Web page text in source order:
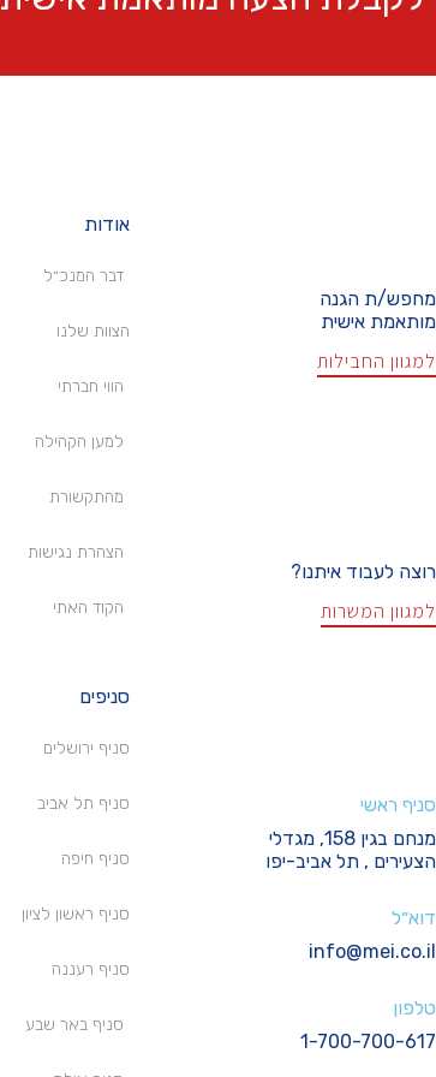
מחפש/ת הגנה
מותאמת אישית
למגוון החבילות
רוצה לעבוד איתנו?
למגוון המשרות
סניף ראשי
מנחם בגין 158, מגדלי
הצעירים , תל אביב-יפו
דוא״ל
info@mei.co.il
טלפון
1-700-700-617
אודות
דבר המנכ״ל
הצוות שלנו
הווי חברתי
למען הקהילה
מהתקשורת
הצהרת נגישות
הקוד האתי
סניפים
סניף ירושלים
סניף תל אביב
סניף חיפה
סניף ראשון לציון
סניף רעננה
סניף באר שבע